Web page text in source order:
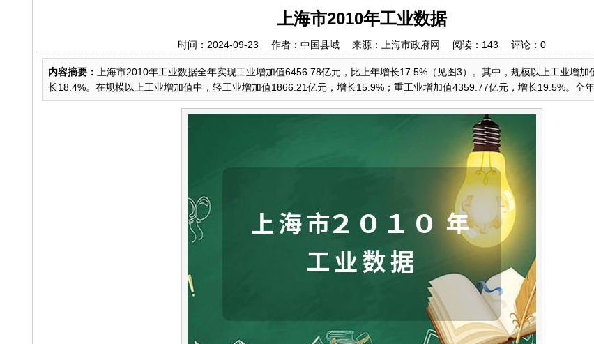
上海市2010年工业数据
时间：2024-09-23 作者：中国县域 来源：上海市政府网 阅读： 143 评论： 0
内容摘要：
上海市2010年工业数据全年实现工业增加值6456.78亿元，比上年增长17.5%（见图3）。其中，规模以上工业增加
长18.4%。在规模以上工业增加值中，轻工业增加值1866.21亿元，增长15.9%；重工业增加值4359.77亿元，增长19.5%。全年